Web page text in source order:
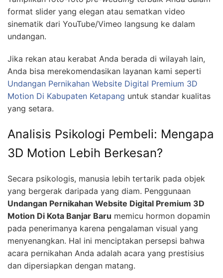
format slider yang elegan atau sematkan video
sinematik dari YouTube/Vimeo langsung ke dalam
undangan.
Jika rekan atau kerabat Anda berada di wilayah lain,
Anda bisa merekomendasikan layanan kami seperti
Undangan Pernikahan Website Digital Premium 3D
Motion Di Kabupaten Ketapang untuk standar kualitas
yang setara.
Analisis Psikologi Pembeli: Mengapa
3D Motion Lebih Berkesan?
Secara psikologis, manusia lebih tertarik pada objek
yang bergerak daripada yang diam. Penggunaan
Undangan Pernikahan Website Digital Premium 3D
Motion Di Kota Banjar Baru memicu hormon dopamin
pada penerimanya karena pengalaman visual yang
menyenangkan. Hal ini menciptakan persepsi bahwa
acara pernikahan Anda adalah acara yang prestisius
dan dipersiapkan dengan matang.